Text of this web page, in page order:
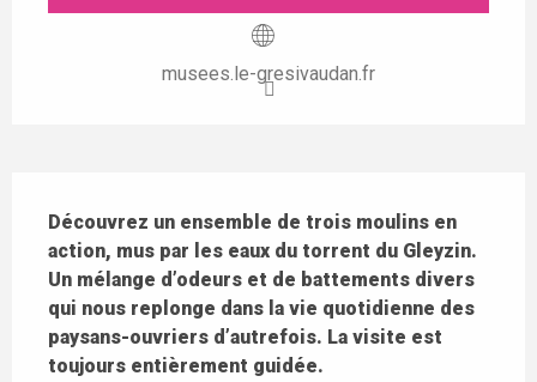
musees.le-gresivaudan.fr
Découvrez un ensemble de trois moulins en
action, mus par les eaux du torrent du Gleyzin.
Un mélange d’odeurs et de battements divers
qui nous replonge dans la vie quotidienne des
paysans-ouvriers d’autrefois. La visite est
toujours entièrement guidée.